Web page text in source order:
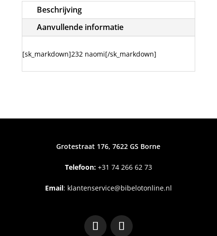
Beschrijving
Aanvullende informatie
[sk_markdown]232 naomi[/sk_markdown]
Grotestraat 176, 7622 GS Borne
Telefoon:+31 74 266 62 73
Email: klantenservice@bibelotonline.nl